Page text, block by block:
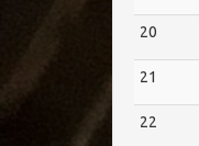
20
21
22